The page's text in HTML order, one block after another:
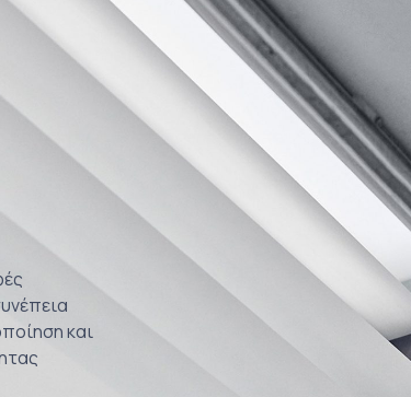
και